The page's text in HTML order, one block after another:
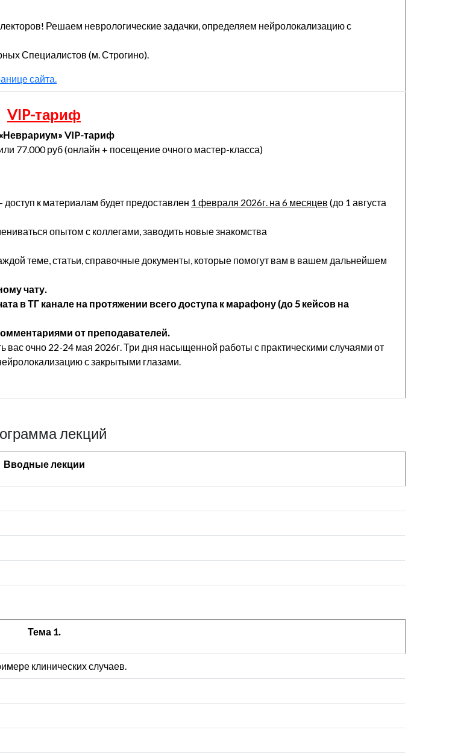
Решаем неврологические задачки, определяем нейролокализацию с
Специалистов (м. Строгино).
сайта.
VIP-тариф
VIP-тариф
77.000 руб (онлайн + посещение очного мастер-класса)
к материалам будет предоставлен 1 февраля 2026г. на 6 месяцев (до 1 августа
опытом с коллегами, заводить новые знакомства
теме, статьи, справочные документы, которые помогут вам в вашем дальнейшем
чату.
в ТГ канале на протяжении всего доступа к марафону (до 5 кейсов на
от преподавателей.
очно 22-24 мая 2026г. Три дня насыщенной работы с практическими случаями от
с закрытыми глазами.
лекций
Вводные лекции
Тема 1.
клинических случаев.